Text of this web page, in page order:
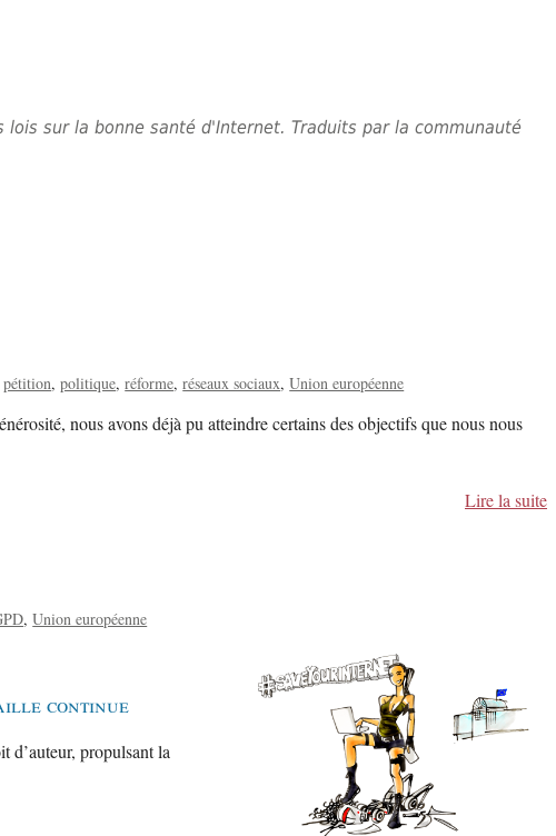
sur la bonne santé d'Internet. Traduits par la communauté
pétition politique réforme réseaux sociaux Union européenne
nous avons déjà pu atteindre certains des objectifs que nous nous
Lire la suite
Union européenne
continue
d’auteur, propulsant la